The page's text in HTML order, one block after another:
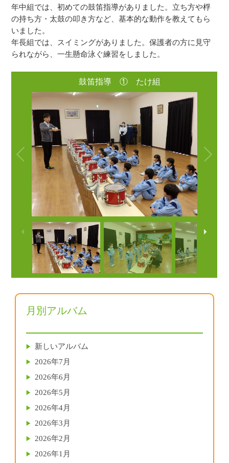
年中組では、初めての鼓笛指導がありました。立ち方や桴
の持ち方・太鼓の叩き方など、基本的な動作を教えてもら
いました。
年長組では、スイミングがありました。保護者の方に見守
られながら、一生懸命泳ぐ練習をしました。
鼓笛指導 ① たけ組
月別アルバム
新しいアルバム
2026年7月
2026年6月
2026年5月
2026年4月
2026年3月
2026年2月
2026年1月